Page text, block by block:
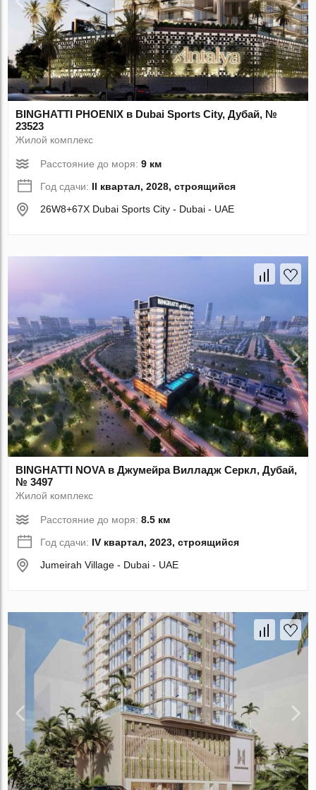
BINGHATTI PHOENIX в Dubai Sports City, Дубай, №
23523
Жилой комплекс
Расстояние до моря:9 км
Год сдачи: II квартал, 2028, строящийся
26W8+67X Dubai Sports City - Dubai - UAE
BINGHATTI NOVA в Джумейра Вилладж Серкл, Дубай,
№ 3497
Жилой комплекс
Расстояние до моря:8.5 км
Год сдачи: IV квартал, 2023, строящийся
Jumeirah Village - Dubai - UAE